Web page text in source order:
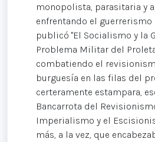
monopolista, parasitaria y
enfrentando el
publicó "El Socialismo y la
Problema Militar del
combatiendo el
burguesía en las filas del
certeramente estampara,
Bancarrota del
Imperialismo y el
más, a la vez, que